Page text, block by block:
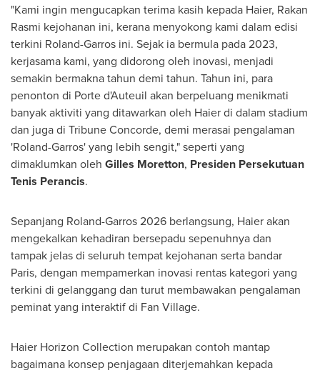
"Kami ingin mengucapkan terima kasih kepada Haier, Rakan
Rasmi kejohanan ini, kerana menyokong kami dalam edisi
terkini Roland-Garros ini. Sejak ia bermula pada 2023,
kerjasama kami, yang didorong oleh inovasi, menjadi
semakin bermakna tahun demi tahun. Tahun ini, para
penonton di Porte d'Auteuil akan berpeluang menikmati
banyak aktiviti yang ditawarkan oleh Haier di dalam stadium
dan juga di Tribune Concorde, demi merasai pengalaman
'Roland-Garros' yang lebih sengit," seperti yang
dimaklumkan oleh Gilles Moretton, Presiden Persekutuan
Tenis Perancis.
Sepanjang Roland-Garros 2026 berlangsung, Haier akan
mengekalkan kehadiran bersepadu sepenuhnya dan
tampak jelas di seluruh tempat kejohanan serta bandar
Paris, dengan mempamerkan inovasi rentas kategori yang
terkini di gelanggang dan turut membawakan pengalaman
peminat yang interaktif di Fan Village.
Haier Horizon Collection merupakan contoh mantap
bagaimana konsep penjagaan diterjemahkan kepada